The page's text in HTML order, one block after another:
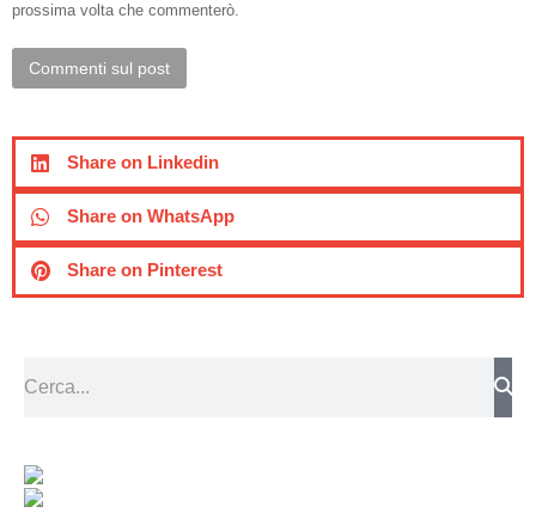
prossima volta che commenterò.
Commenti sul post
Share on Linkedin
Share on WhatsApp
Share on Pinterest